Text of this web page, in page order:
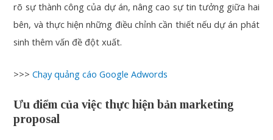
rõ sự thành công của dự án, nâng cao sự tin tưởng giữa hai
bên, và thực hiện những điều chỉnh cần thiết nếu dự án phát
sinh thêm vấn đề đột xuất.
>>>Chạy quảng cáo Google Adwords
Ưu điểm của việc thực hiện bản marketing
proposal